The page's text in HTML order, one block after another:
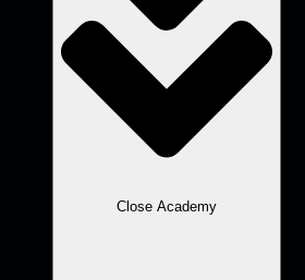
Close Academy